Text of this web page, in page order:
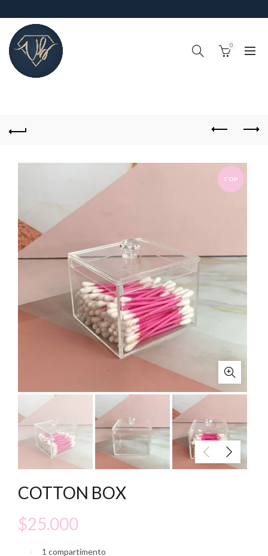
0
TOP
COTTON BOX
$25.000
1 compartimento